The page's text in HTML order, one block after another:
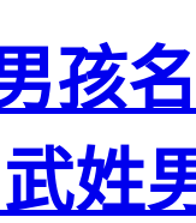
孩
姓